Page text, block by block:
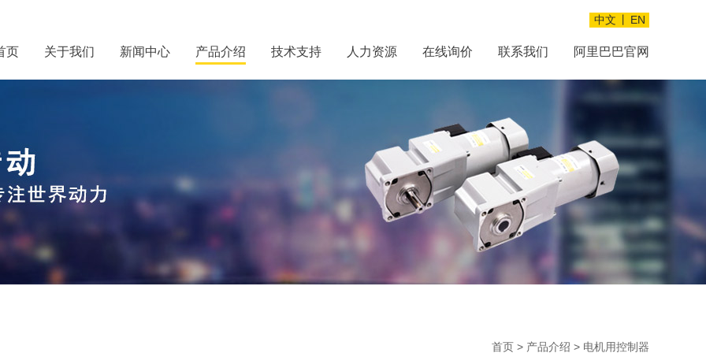
中文 EN
页 关于我们 新闻中心 产品介绍 技术支持 人力资源 在线询价 联系我们 阿里巴巴官网
首页 > 产品介绍 > 电机用控制器